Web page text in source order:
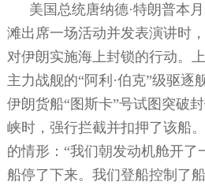
美国总统唐纳德·特朗普本月
滩出席一场活动并发表演讲时
对伊朗实施海上封锁的行动。
主力战舰的“阿利·伯克”级驱逐
伊朗货船“图斯卡”号试图突破
峡时，强行拦截并扣押了该船
的情形：“我们朝发动机舱开了
船停了下来。我们登船控制了